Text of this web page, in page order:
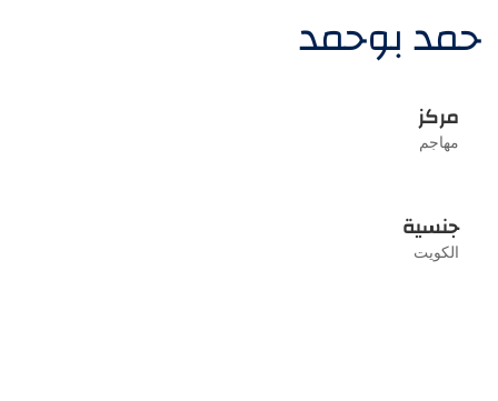
حمد بوحمد
مركز
مهاجم
جنسية
الكويت